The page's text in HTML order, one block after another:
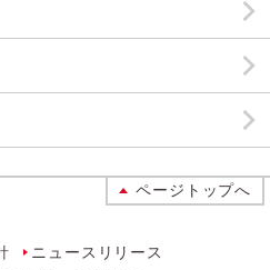
ページトップへ
ニュースリリース